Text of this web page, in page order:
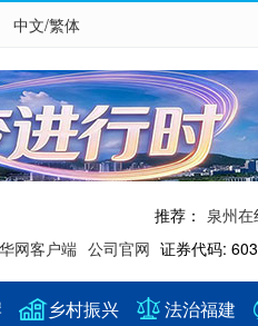
中文/繁体
推荐： 泉州在
网客户端 公司官网 证券代码:
乡村振兴 法治福建